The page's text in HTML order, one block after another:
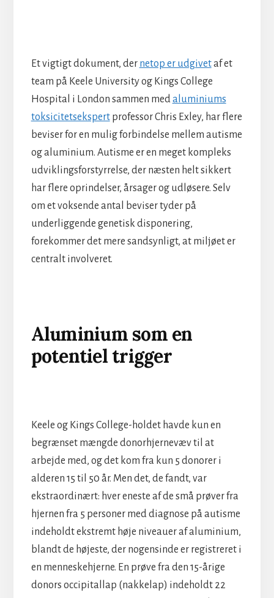
Et vigtigt dokument, der netop er udgivetaf et
team på Keele University og Kings College
Hospital i London sammen medaluminiums
toksicitetsekspertprofessor Chris Exley, har flere
beviser for en mulig forbindelse mellem autisme
og aluminium. Autisme er en meget kompleks
udviklingsforstyrrelse, der næsten helt sikkert
har flere oprindelser, årsager og udløsere. Selv
om et voksende antal beviser tyder på
underliggende genetisk disponering,
forekommer det mere sandsynligt, at miljøet er
centralt involveret.
Aluminium som en
potentiel trigger
Keele og Kings College-holdet havde kun en
begrænset mængde donorhjernevæv til at
arbejde med, og det kom fra kun 5 donorer i
alderen 15 til 50 år. Men det, de fandt, var
ekstraordinært: hver eneste af de små prøver fra
hjernen fra 5 personer med diagnose på autisme
indeholdt ekstremt høje niveauer af aluminium,
blandt de højeste, der nogensinde er registreret i
en menneskehjerne. En prøve fra den 15-årige
donors occipitallap (nakkelap) indeholdt 22